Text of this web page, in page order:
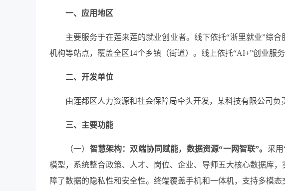
一、应用地区
主要服务于在莲来莲的就业创业者。线下依托“浙里就业”综
机构等站点，覆盖全区14个乡镇（街道）。线上依托“AI+”创业服
二、开发单位
由莲都区人力资源和社会保障局牵头开发，某科技有限公司负
三、主要功能
（一） 智慧架构：双端协同赋能，数据资源“一网智联”。 采用
模型，系统整合政策、人才、岗位、企业、导师五大核心数据库
障了数据的隐私性和安全性。终端覆盖手机和一体机，支持多模